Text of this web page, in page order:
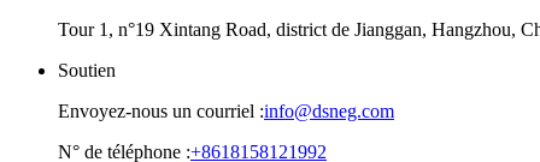
Tour 1, n°19 Xintang Road, district de Jianggan, Hangzhou,
Soutien
Envoyez-nous un courriel :info@dsneg.com
N° de téléphone :+8618158121992